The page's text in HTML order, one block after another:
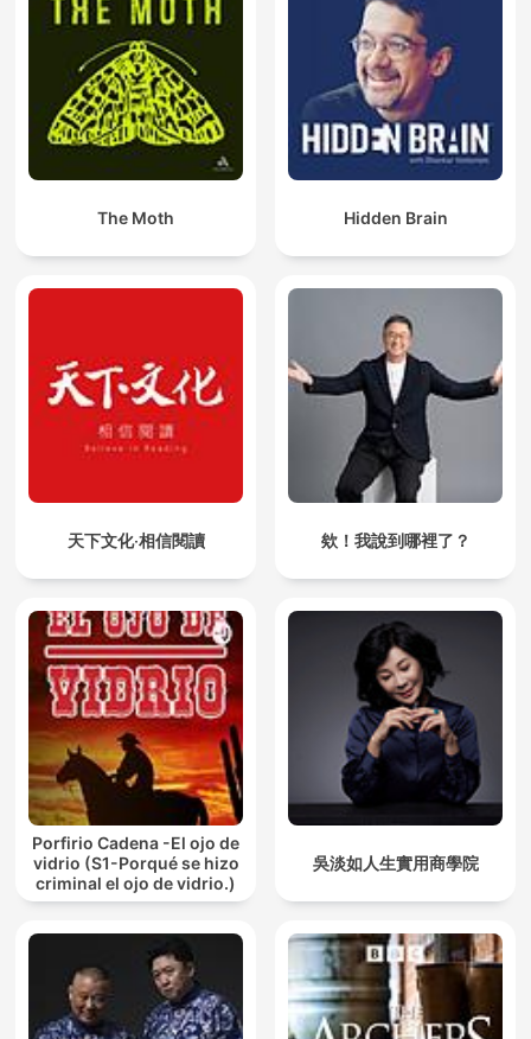
The Moth Hidden Brain
天下文化‧相信閱讀 欸！我說到哪裡了？
Porfirio Cadena -El ojo de
vidrio (S1-Porqué se hizo
criminal el ojo de vidrio.)
吳淡如人生實用商學院